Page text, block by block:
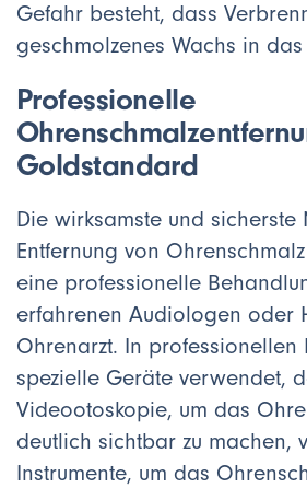
Gefahr besteht, dass
geschmolzenes Wachs in
Professionelle
Goldstandard
Die wirksamste und sicherste
Entfernung von
eine professionelle
erfahrenen Audiologen oder
Ohrenarzt. In professionellen
spezielle Geräte verwendet,
Videootoskopie, um das
deutlich sichtbar zu machen,
Instrumente, um das